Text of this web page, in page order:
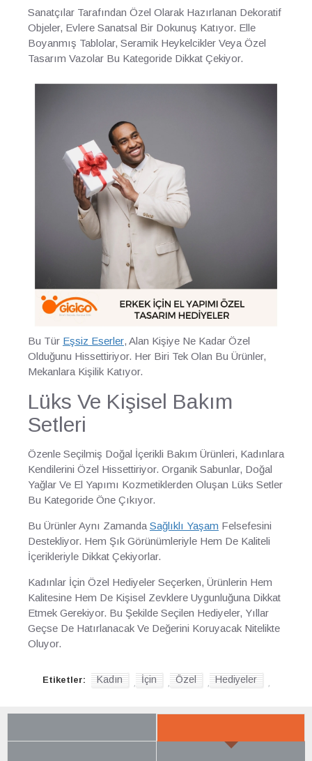
Sanatçılar Tarafından Özel Olarak Hazırlanan Dekoratif
Objeler, Evlere Sanatsal Bir Dokunuş Katıyor. Elle
Boyanmış Tablolar, Seramik Heykelcikler Veya Özel
Tasarım Vazolar Bu Kategoride Dikkat Çekiyor.
Bu Tür Eşsiz Eserler, Alan Kişiye Ne Kadar Özel
Olduğunu Hissettiriyor. Her Biri Tek Olan Bu Ürünler,
Mekanlara Kişilik Katıyor.
Lüks Ve Kişisel Bakım
Setleri
Özenle Seçilmiş Doğal İçerikli Bakım Ürünleri, Kadınlara
Kendilerini Özel Hissettiriyor. Organik Sabunlar, Doğal
Yağlar Ve El Yapımı Kozmetiklerden Oluşan Lüks Setler
Bu Kategoride Öne Çıkıyor.
Bu Ürünler Aynı Zamanda Sağlıklı Yaşam Felsefesini
Destekliyor. Hem Şık Görünümleriyle Hem De Kaliteli
İçerikleriyle Dikkat Çekiyorlar.
Kadınlar İçin Özel Hediyeler Seçerken, Ürünlerin Hem
Kalitesine Hem De Kişisel Zevklere Uygunluğuna Dikkat
Etmek Gerekiyor. Bu Şekilde Seçilen Hediyeler, Yıllar
Geçse De Hatırlanacak Ve Değerini Koruyacak Nitelikte
Oluyor.
Etiketler: Kadın İçin Özel Hediyeler